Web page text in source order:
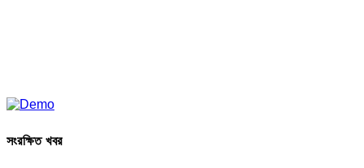
সংরক্ষিত খবর